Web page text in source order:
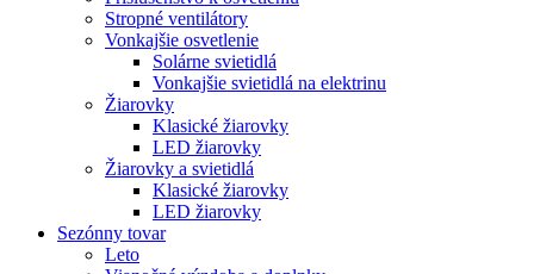
Stropné ventilátory
Vonkajšie osvetlenie
Solárne svietidlá
Vonkajšie svietidlá na elektrinu
Žiarovky
Klasické žiarovky
LED žiarovky
Žiarovky a svietidlá
Klasické žiarovky
LED žiarovky
Sezónny tovar
Leto